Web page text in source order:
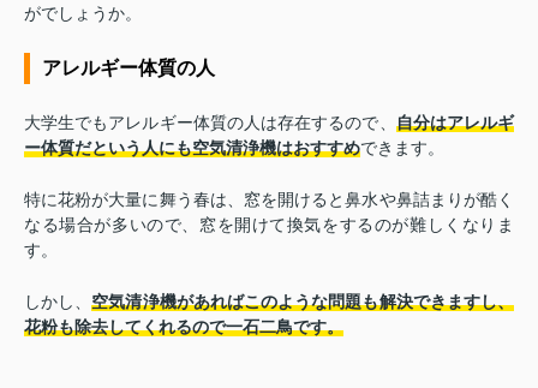
がでしょうか。
アレルギー体質の人
大学生でもアレルギー体質の人は存在するので、 自分はアレルギ
ー体質だという人にも空気清浄機はおすすめできます。
特に花粉が大量に舞う春は、窓を開けると鼻水や鼻詰まりが酷く
なる場合が多いので、窓を開けて換気をするのが難しくなりま
す。
しかし、空気清浄機があればこのような問題も解決できますし、
花粉も除去してくれるので一石二鳥です。